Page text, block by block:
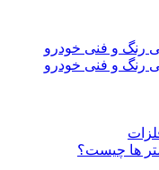
رنگ و فنی خودرو
رنگ و فنی خودرو